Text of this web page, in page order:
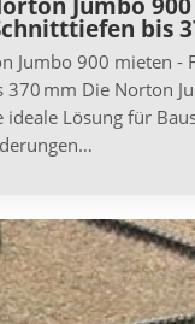
bis
Jumbo 900 mieten -
370 mm Die Norton
ideale Lösung für